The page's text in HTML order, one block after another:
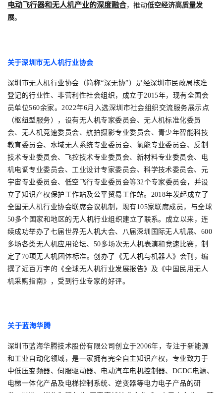
电动飞行器和无人机产业的深度融合，推动低空经济高质量发
展。
关于深圳市无人机行业协会
深圳市无人机行业协会（简称“深无协”）是经深圳市民政局核准
登记的行业性、非营利性社会组织，成立于2015年，现有全国会
员单位560余家。2022年6月入选深圳市社会组织交流服务展示点
（枢纽型服务），设有无人机专家委员会、无人机标准化委员
会、无人机竞速委员会、航拍摄影专业委员会、青少年智能科技
教育委员会、水域无人系统专业委员会、氢能专业委员会、反制
技术专业委员会、飞控技术专业委员会、新材料专业委员会、电
机电调专业委员会、工业设计专家委员会、科学技术委员会、元
宇宙专业委员会、低空飞行专业委员会等32个专家委员会，并设
立了知识产权保护工作站及公平贸易工作站。2018年发起成立了
全国无人机行业协会联席会议机制，现有105家联席成员，与全球
50多个国家和地区的无人机行业组织建立了联系。成立以来，连
续成功举办了七届世界无人机大会、八届深圳国际无人机展、600
多场各类无人机应用论坛、50多场次无人机表演和竞速比赛，制
定了70项无人机团体标准。创办了《无人机与机器人》会刊，编
撰了近百万字的《全球无人机行业发展报告》及《中国民用无人
机采购指南》，受到行业专家的好评。
关于蓝海华腾
深圳市蓝海华腾技术股份有限公司创立于2006年，专注于新能源
和工业自动化领域，是一家拥有完全自主知识产权，专业致力于
中低压变频器、伺服驱动器、电动汽车电机控制器、DCDC电源、
电梯一体化产品及电梯控制系统、逆变器等电力电子产品的研